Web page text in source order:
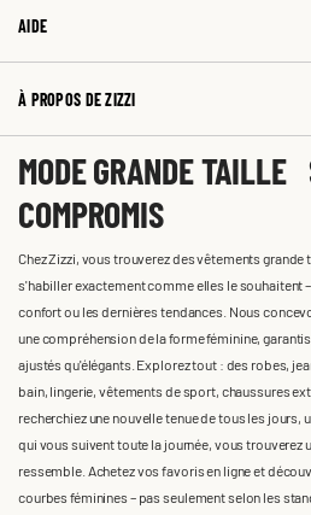
AIDE
À PROPOS DE ZIZZI
MODE GRANDE TAILLE
COMPROMIS
Chez Zizzi, vous trouverez des vêtements
s'habiller exactement comme elles le souhaitent
confort ou les dernières tendances. Nous
une compréhension de la forme féminine,
ajustés qu'élégants. Explorez tout : des robes,
bain, lingerie, vêtements de sport, chaussures
recherchiez une nouvelle tenue de tous les jours,
qui vous suivent toute la journée, vous trouverez
ressemble. Achetez vos favoris en ligne et
courbes féminines – pas seulement selon les